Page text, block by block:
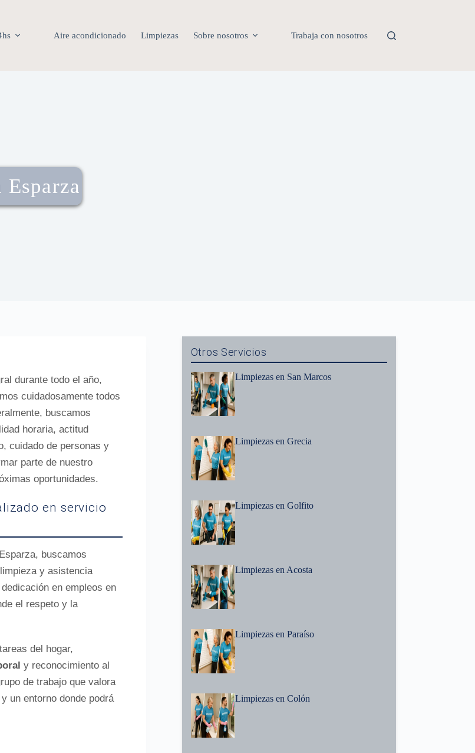
Aire acondicionado Limpiezas Sobre nosotros Trabaja con nosotros
durante todo el año,
cuidadosamente todos
buscamos
horaria, actitud
cuidado de personas y
parte de nuestro
oportunidades.
en servicio
buscamos
y asistencia
en empleos en
el respeto y la
del hogar,
y reconocimiento al
de trabajo que valora
un entorno donde podrá
Otros Servicios
Limpiezas en San Marcos
Limpiezas en Grecia
Limpiezas en Golfito
Limpiezas en Acosta
Limpiezas en Paraíso
Limpiezas en Colón